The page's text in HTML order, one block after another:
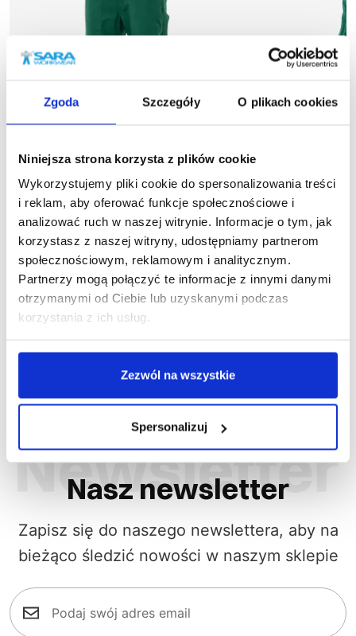
Zgoda Szczegóły O plikach cookies
Niniejsza strona korzysta z plików cookie
Wykorzystujemy pliki cookie do spersonalizowania treści
i reklam, aby oferować funkcje społecznościowe i
analizować ruch w naszej witrynie. Informacje o tym, jak
korzystasz z naszej witryny, udostępniamy partnerom
społecznościowym, reklamowym i analitycznym.
Partnerzy mogą połączyć te informacje z innymi danymi
otrzymanymi od Ciebie lub uzyskanymi podczas
korzystania z ich usług.
Zezwól na wszystkie
Spersonalizuj
1-05-080
Spodnie do pasa KAPER
61,97 zł brutto
Spodnie
Nasz newsletter
Zapisz się do naszego newslettera, aby na
bieżąco śledzić nowości w naszym sklepie